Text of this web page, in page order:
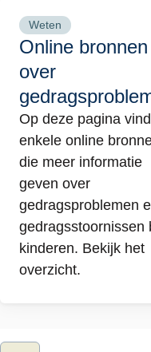
Online bronnen
over
Weten
Op deze pagina
enkele online
die meer informatie
geven over
gedragsproblemen
gedragsstoornissen
kinderen. Bekijk het
overzicht.
Lees
meer
over
Online
bronnen
over